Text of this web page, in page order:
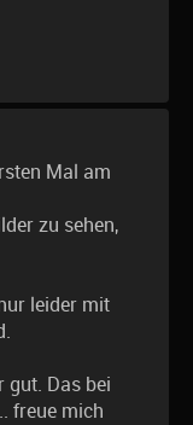
Mal am
zu sehen,
leider mit
gut. Das bei
freue mich